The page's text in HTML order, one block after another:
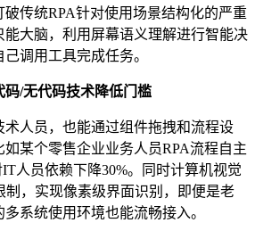
传统RPA针对使用场景结构化的严重
大脑，利用屏幕语义理解进行智能决
调用工具完成任务。
码/无代码技术降低门槛
术人员，也能通过组件拖拽和流程设
某个零售企业业务人员RPA流程自主
人员依赖下降30%。同时计算机视觉
制，实现像素级界面识别，即便是老
系统使用环境也能流畅接入。